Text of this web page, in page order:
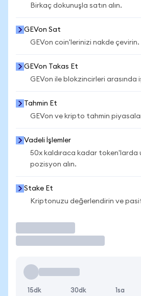
Birkaç dokunuşla satın alın.
GEVon Sat
GEVon coin'lerinizi nakde çevirin.
GEVon Takas Et
GEVon ile blokzincirleri arasında
Tahmin Et
GEVon ve kripto tahmin
Vadeli İşlemler
50x kaldıraca kadar token'larda
pozisyon alın.
Stake Et
Kriptonuzu değerlendirin ve
15dk 30dk 1sa